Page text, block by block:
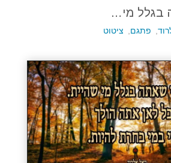
בגלל מי…
פתגם ציטוט